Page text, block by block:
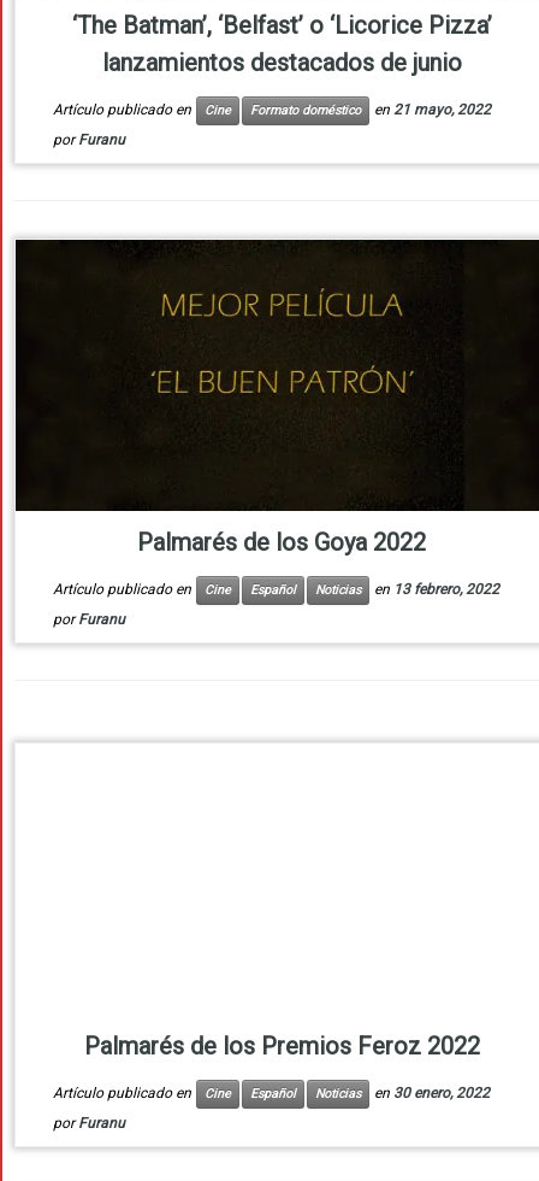
‘The Batman’, ‘Belfast’ o ‘Licorice Pizza’
lanzamientos destacados de junio
Artículo publicado en Cine Formato doméstico en 21 mayo, 2022
porFuranu
Palmarés de los Goya 2022
Artículo publicado en Cine Español Noticias en 13 febrero, 2022
porFuranu
Palmarés de los Premios Feroz 2022
Artículo publicado en Cine Español Noticias en 30 enero, 2022
porFuranu